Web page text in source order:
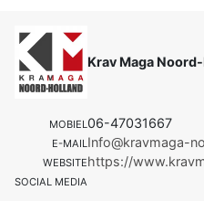
Krav Maga
MOBIEL06-47031667
E-MAILInfo@kravmaga-
WEBSITEhttps://
SOCIAL MEDIA